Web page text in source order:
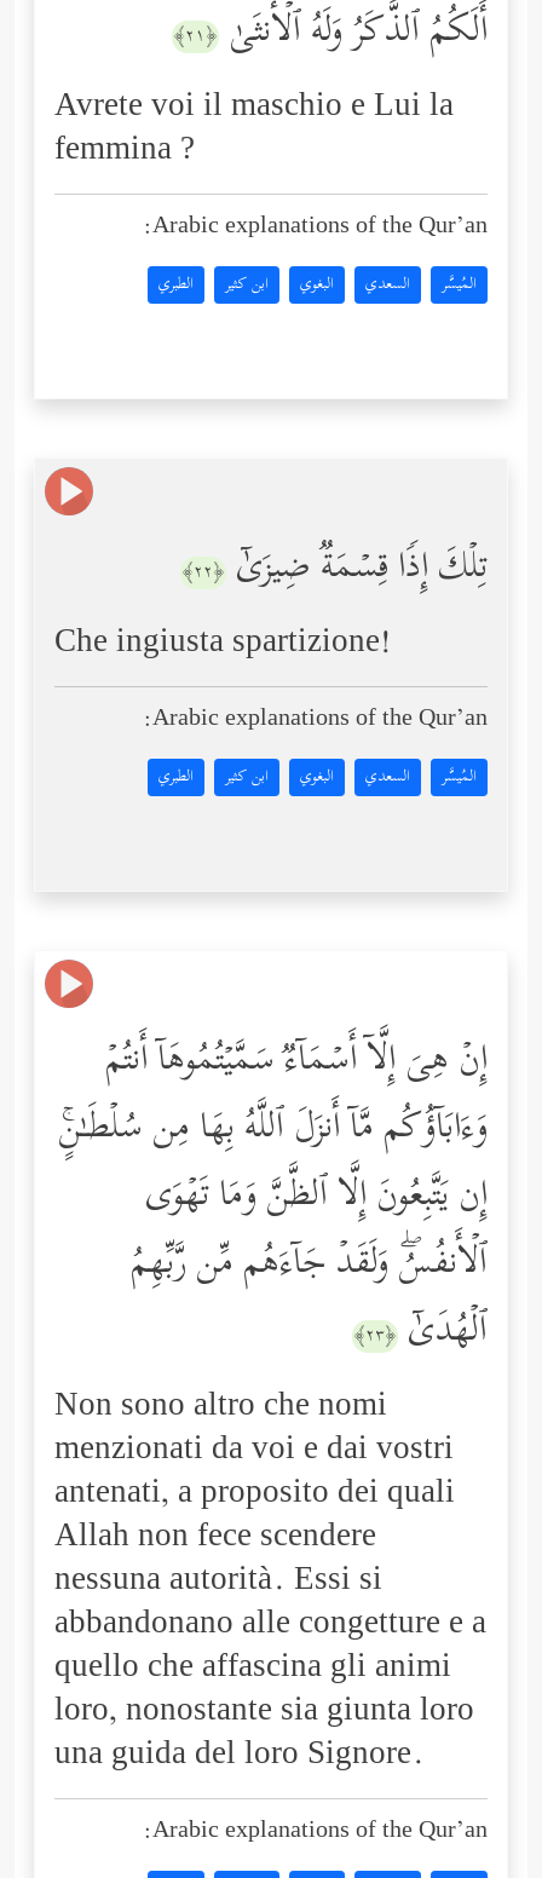
أَلَكُمُ ٱلذَّكَرُ وَلَهُ ٱلۡأُنثَىٰ ﴿٢١﴾
Avrete voi il maschio e Lui la
femmina ?
Arabic explanations of the Qur’an:
المُيسَّر السعدي البغوي ابن كثير الطبري
تِلۡكَ إِذࣰا قِسۡمَةࣱ ضِیزَىٰۤ ﴿٢٢﴾
Che ingiusta spartizione!
Arabic explanations of the Qur’an:
المُيسَّر السعدي البغوي ابن كثير الطبري
إِنۡ هِیَ إِلَّاۤ أَسۡمَاۤءࣱ سَمَّیۡتُمُوهَاۤ أَنتُمۡ
وَءَابَاۤؤُكُم مَّاۤ أَنزَلَ ٱللَّهُ بِهَا مِن سُلۡطَـٰنٍۚ
إِن یَتَّبِعُونَ إِلَّا ٱلظَّنَّ وَمَا تَهۡوَى
ٱلۡأَنفُسُۖ وَلَقَدۡ جَاۤءَهُم مِّن رَّبِّهِمُ
ٱلۡهُدَىٰۤ ﴿٢٣﴾
Non sono altro che nomi
menzionati da voi e dai vostri
antenati, a proposito dei quali
Allah non fece scendere
nessuna autorità. Essi si
abbandonano alle congetture e a
quello che affascina gli animi
loro, nonostante sia giunta loro
una guida del loro Signore.
Arabic explanations of the Qur’an: